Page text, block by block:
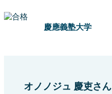
慶應義塾大学
オノノジュ 慶吏さん